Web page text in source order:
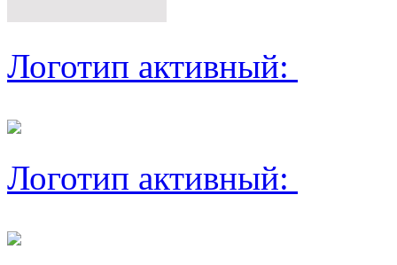
Логотип активный:
Логотип активный: